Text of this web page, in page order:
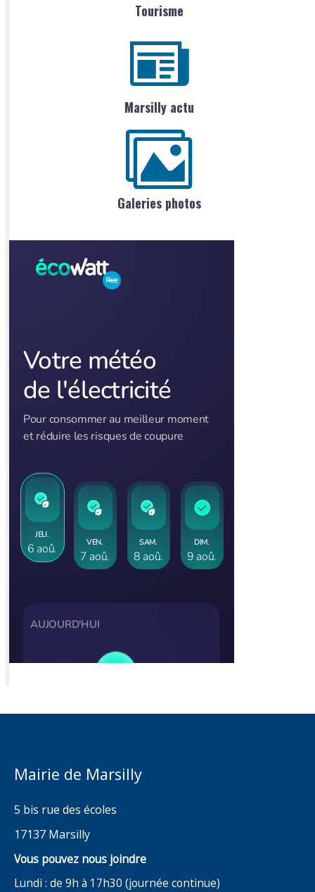
Tourisme
Marsilly actu
Galeries photos
Mairie de Marsilly
5 bis rue des écoles
17137 Marsilly
Vous pouvez nous joindre
Lundi : de 9h à 17h30 (journée continue)